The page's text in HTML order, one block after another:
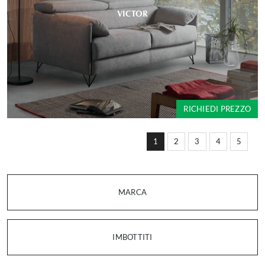
MARCA
IMBOTTITI
1 2 3 4 5
VICTOR
RICHIEDI PREZZO